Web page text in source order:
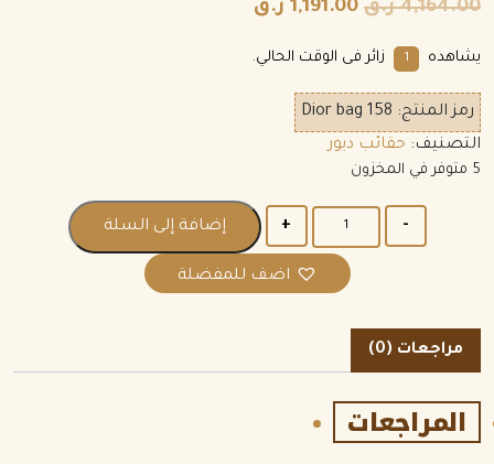
4,164.00 ر.ق 1,191.00 ر.ق
يشاهده 1 زائر فى الوقت الحالي.
رمز المنتج: Dior bag 158
التصنيف: حقائب ديور
5 متوفر في المخزون
إضافة إلى السلة
اضف للمفضلة
مراجعات (0)
المراجعات